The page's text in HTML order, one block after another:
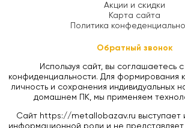
Акции и скидки
Карта сайта
Политика
Обратный звонок
Используя сайт, вы соглашаетесь
конфиденциальности. Для формирования
личность и сохранения индивидуальных
домашнем ПК, мы применяем
Сайт https://metallobazav.ru выступает
информационной роли и не представляет